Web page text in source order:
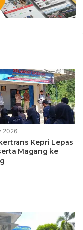
langsung
mendengarkan
Terluar (Pamputer).
2026
Kepri Lepas
Magang ke